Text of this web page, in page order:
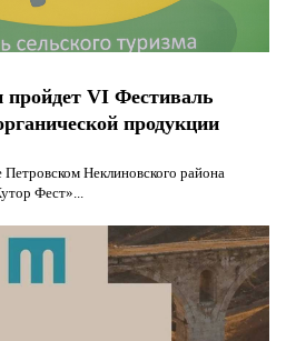
пройдет VI Фестиваль
продукции
Неклиновского района
Фест»...